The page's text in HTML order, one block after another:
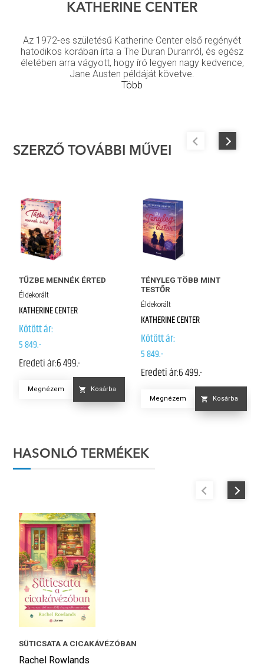
KATHERINE CENTER
Az 1972-es születésű Katherine Center első regényét
hatodikos korában írta a The Duran Duranról, és egész
életében arra vágyott, hogy író legyen nagy kedvence,
Jane Austen példáját követve.
Több
SZERZŐ TOVÁBBI MŰVEI
TŰZBE MENNÉK ÉRTED
Éldekorált
KATHERINE CENTER
Kötött ár:
5 849.-
Eredeti ár:6 499.-
Megnézem Kosárba
TÉNYLEG TÖBB MINT
TESTŐR
Éldekorált
KATHERINE CENTER
Kötött ár:
5 849.-
Eredeti ár:6 499.-
Megnézem Kosárba
HASONLÓ TERMÉKEK
SÜTICSATA A CICAKÁVÉZÓBAN
Rachel Rowlands